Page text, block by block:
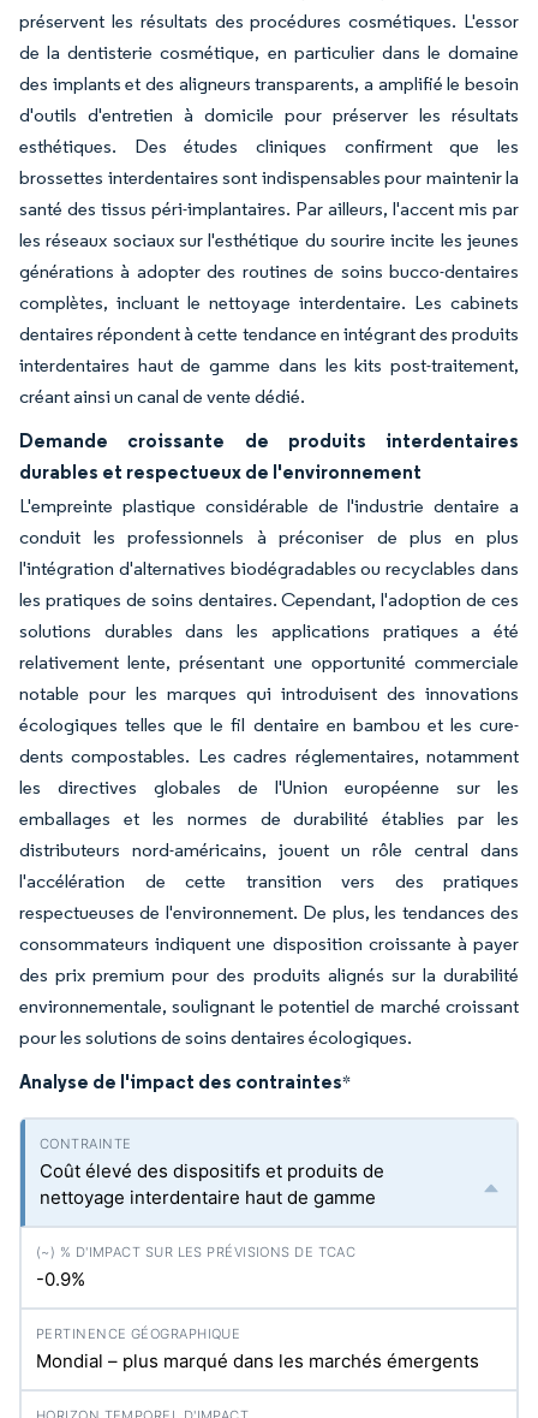
préservent les résultats des procédures cosmétiques. L'essor
de la dentisterie cosmétique, en particulier dans le domaine
des implants et des aligneurs transparents, a amplifié le besoin
d'outils d'entretien à domicile pour préserver les résultats
esthétiques. Des études cliniques confirment que les
brossettes interdentaires sont indispensables pour maintenir la
santé des tissus péri-implantaires. Par ailleurs, l'accent mis par
les réseaux sociaux sur l'esthétique du sourire incite les jeunes
générations à adopter des routines de soins bucco-dentaires
complètes, incluant le nettoyage interdentaire. Les cabinets
dentaires répondent à cette tendance en intégrant des produits
interdentaires haut de gamme dans les kits post-traitement,
créant ainsi un canal de vente dédié.
Demande croissante de produits interdentaires
durables et respectueux de l'environnement
L'empreinte plastique considérable de l'industrie dentaire a
conduit les professionnels à préconiser de plus en plus
l'intégration d'alternatives biodégradables ou recyclables dans
les pratiques de soins dentaires. Cependant, l'adoption de ces
solutions durables dans les applications pratiques a été
relativement lente, présentant une opportunité commerciale
notable pour les marques qui introduisent des innovations
écologiques telles que le fil dentaire en bambou et les cure-
dents compostables. Les cadres réglementaires, notamment
les directives globales de l'Union européenne sur les
emballages et les normes de durabilité établies par les
distributeurs nord-américains, jouent un rôle central dans
l'accélération de cette transition vers des pratiques
respectueuses de l'environnement. De plus, les tendances des
consommateurs indiquent une disposition croissante à payer
des prix premium pour des produits alignés sur la durabilité
environnementale, soulignant le potentiel de marché croissant
pour les solutions de soins dentaires écologiques.
Analyse de l'impact des contraintes*
Coût élevé des dispositifs et produits de
nettoyage interdentaire haut de gamme
-0.9%
Mondial – plus marqué dans les marchés émergents